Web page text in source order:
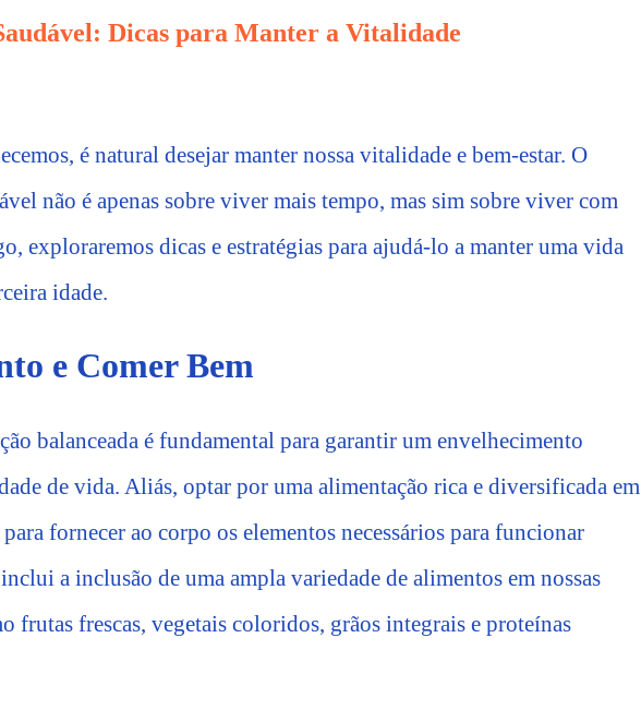
Dicas para Manter a Vitalidade
é natural desejar manter nossa vitalidade e bem-estar. O
não é apenas sobre viver mais tempo, mas sim sobre viver com
exploraremos dicas e estratégias para ajudá-lo a manter uma vida
idade.
e Comer Bem
balanceada é fundamental para garantir um envelhecimento
de vida. Aliás, optar por uma alimentação rica e diversificada em
fornecer ao corpo os elementos necessários para funcionar
a inclusão de uma ampla variedade de alimentos em nossas
frutas frescas, vegetais coloridos, grãos integrais e proteínas